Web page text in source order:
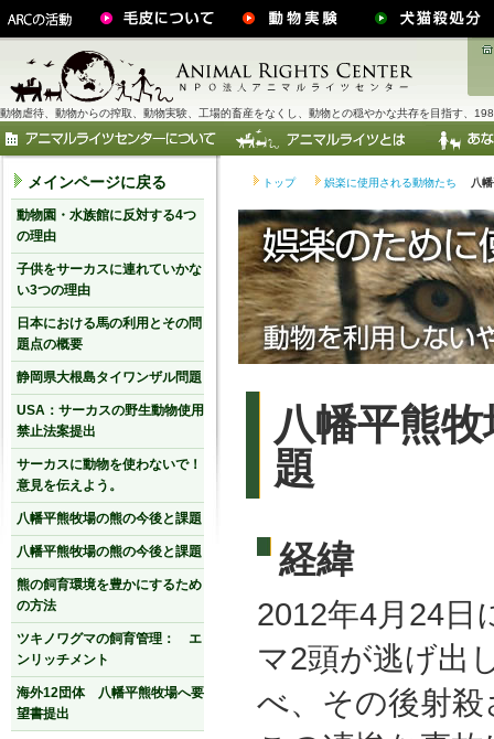
動物虐待、動物からの搾取、動物実験、工場的畜産をなくし、動物との穏やかな共存を目指す、
トップ 娯楽に使用される動物たち 八
八幡平熊
題
経緯
2012年4月24日
マ2頭が逃げ出
べ、その後射
メインページに戻る
動物園・水族館に反対する4つ
の理由
子供をサーカスに連れていかな
い3つの理由
日本における馬の利用とその問
題点の概要
静岡県大根島タイワンザル問題
USA：サーカスの野生動物使用
禁止法案提出
サーカスに動物を使わないで！
意見を伝えよう。
八幡平熊牧場の熊の今後と課題
八幡平熊牧場の熊の今後と課題
熊の飼育環境を豊かにするため
の方法
ツキノワグマの飼育管理： エ
ンリッチメント
海外12団体 八幡平熊牧場へ要
望書提出